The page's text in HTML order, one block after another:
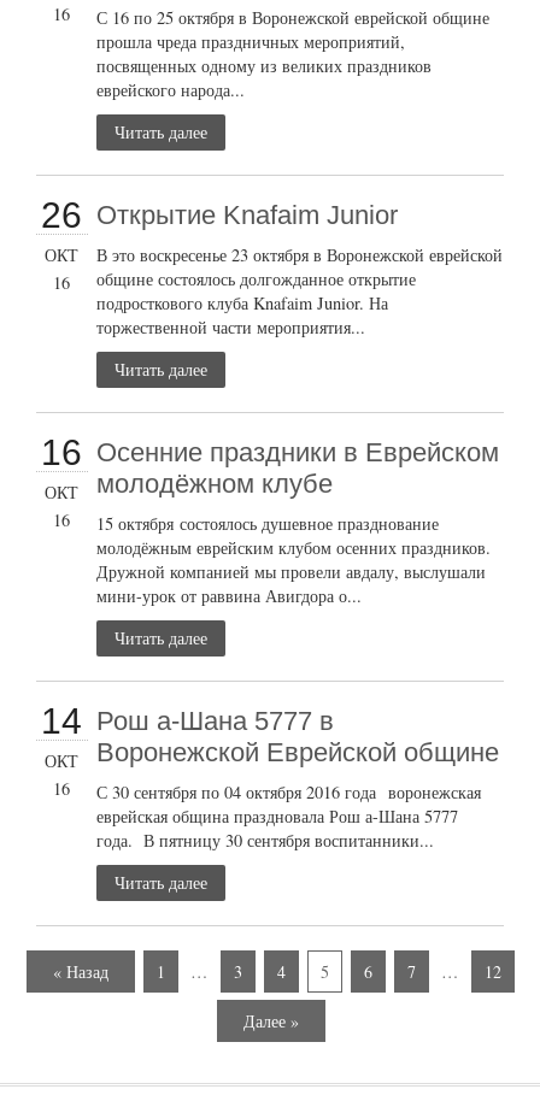
16
С 16 по 25 октября в Воронежской еврейской общине
прошла чреда праздничных мероприятий,
посвященных одному из великих праздников
еврейского народа...
Читать далее
26
ОКТ
16
Открытие Knafaim Junior
В это воскресенье 23 октября в Воронежской еврейской
общине состоялось долгожданное открытие
подросткового клуба Knafaim Junior. На
торжественной части мероприятия...
Читать далее
16
ОКТ
16
Осенние праздники в Еврейском
молодёжном клубе
15 октября состоялось душевное празднование
молодёжным еврейским клубом осенних праздников.
Дружной компанией мы провели авдалу, выслушали
мини-урок от раввина Авигдора о...
Читать далее
14
ОКТ
16
Рош а-Шана 5777 в
Воронежской Еврейской общине
С 30 сентября по 04 октября 2016 года воронежская
еврейская община праздновала Рош а-Шана 5777
года. В пятницу 30 сентября воспитанники...
Читать далее
« Назад 1 … 3 4 5 6 7 … 12
Далее »